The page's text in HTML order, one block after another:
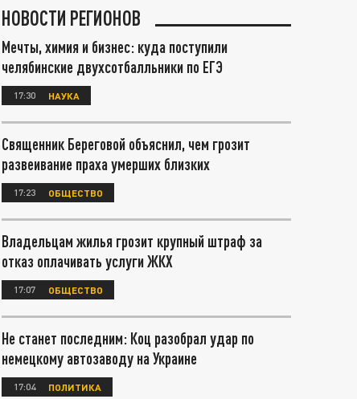
НОВОСТИ РЕГИОНОВ
Мечты, химия и бизнес: куда поступили
челябинские двухсотбалльники по ЕГЭ
17:30 НАУКА
Священник Береговой объяснил, чем грозит
развеивание праха умерших близких
17:23 ОБЩЕСТВО
Владельцам жилья грозит крупный штраф за
отказ оплачивать услуги ЖКХ
17:07 ОБЩЕСТВО
Не станет последним: Коц разобрал удар по
немецкому автозаводу на Украине
17:04 ПОЛИТИКА